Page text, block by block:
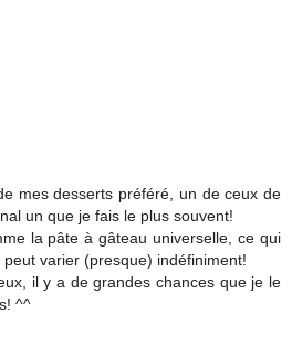
mes desserts préféré, un de ceux de
un que je fais le plus souvent!
la pâte à gâteau universelle, ce qui
varier (presque) indéfiniment!
il y a de grandes chances que je le
^^